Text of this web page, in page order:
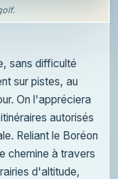
sans difficulté
sur pistes, au
On l'appréciera
autorisés
Reliant le Boréon
chemine à travers
d'altitude,